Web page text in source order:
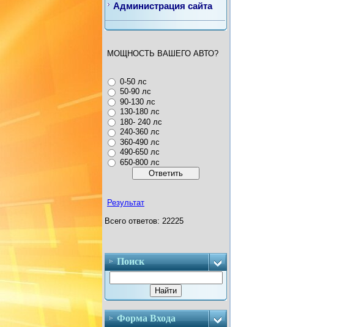
Администрация сайта
МОЩНОСТЬ ВАШЕГО АВТО?
0-50 лс
50-90 лс
90-130 лс
130-180 лс
180- 240 лс
240-360 лс
360-490 лс
490-650 лс
650-800 лс
Результат
Всего ответов: 22225
Поиск
Форма Входа